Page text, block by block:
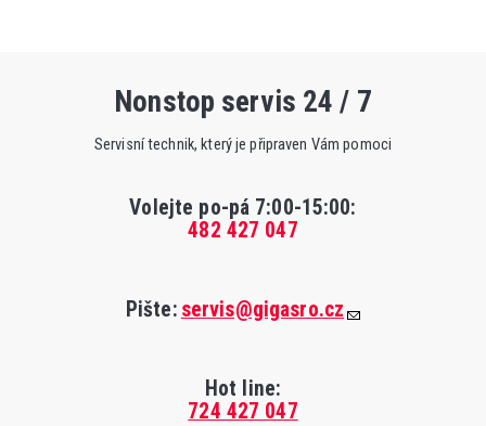
Nonstop servis 24 / 7
Servisní technik, který je připraven Vám pomoci
Volejte po-pá 7:00-15:00:
482 427 047
Pište: servis@gigasro.cz
Hot line:
724 427 047